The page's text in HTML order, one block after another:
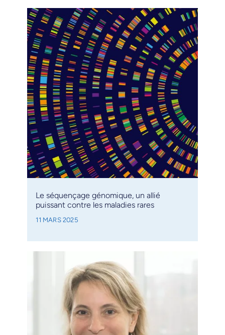
Le séquençage génomique, un allié
puissant contre les maladies rares
11 MARS 2025